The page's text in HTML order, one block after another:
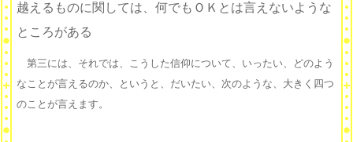
越えるものに関しては、何でもＯＫとは言えないような
ところがある
第三には、それでは、こうした信仰について、いったい、どのよう
なことが言えるのか、というと、だいたい、次のような、大きく四つ
のことが言えます。